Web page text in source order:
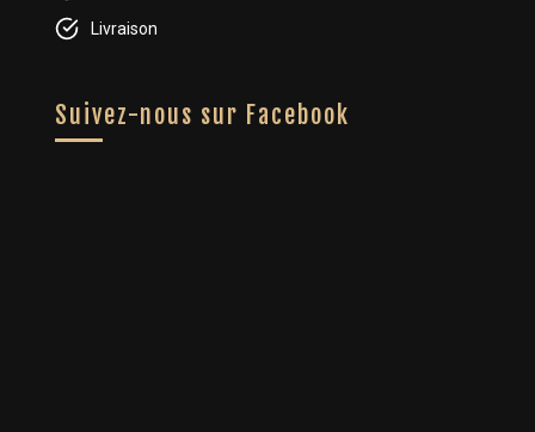
Livraison
Suivez-nous sur Facebook